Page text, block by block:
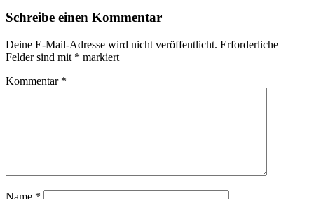
Schreibe einen Kommentar
Deine E-Mail-Adresse wird nicht veröffentlicht. Erforderliche
Felder sind mit * markiert
Kommentar *